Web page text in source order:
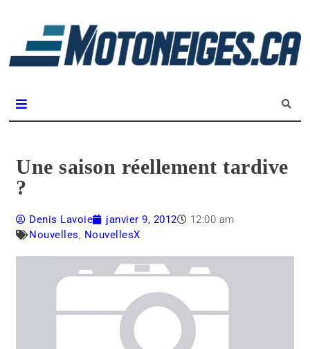
Une saison réellement tardive
?
Denis Lavoie janvier 9, 2012
12:00 am
Nouvelles, NouvellesX